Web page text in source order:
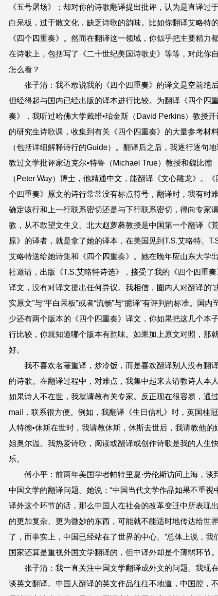
《五号屠场》；却对你的诗歌翻译提出批评，认为是直译过
白呆板，过于散文化，缺乏诗歌的韵味。比如你翻译艾略特
《四个四重奏》。然而在翻译这一领域，你似乎把主要精力
在诗歌上，包括写了《二十世纪美国诗歌史》等等，对此你
怎么看？
张子清：我不敢说我的《四个四重奏》的译文是空前绝
但经得起与国内已经出版的译本进行比较。为翻译《四个四
奏》，我听过哈佛大学戴维•珀金斯（David Perkins）教授开
的研究生诗歌课，收集到有关《四个四重奏》的大量参考材
（包括详细解释诗行的Guide）。翻译后之后，我逐行逐句
教过文学批评家迈克尔•特鲁（Michael True）教授和魏比德
（Peter Way）博士，他精通中文，能翻译《文心雕龙》。《
个四重奏》原文的诗行常常没有标点符号，翻译时，我有时
确定该行和上一行联系密切还是与下行联系密切，得向专家
教，从不敢望文生义。北大赵萝蕤教授是中国第一个翻译《
原》的译者，就是拿了她的译本，在美国见到T.S.艾略特。
艾略特送给她诗集和《四个四重奏》。她在晚年应山东大学
社邀请，出版《T.S.艾略特诗选》，接受了我的《四个四重奏
译文，没有对译文提出任何异议。我相信，圈内人对翻译的“
实原文”与“平白呆板”或者“流畅”与“臆译”有评判的标准。国内
少还有两个版本的《四个四重奏》译文，你如果把这几个本
行比较，你就知道哪个版本有韵味。如果加上原文对照，那
好。
我不喜欢名著重译，炒冷饭，而是喜欢翻译别人没有翻
的诗歌。在翻译过程中，对难点，我集中起来去请教诗人本
如果诗人不在世，我就请教有关专家。反正现在很容易，通
mail，联系很方便。例如，我翻译《生日信札》时，英国桂
人特德•休斯在世时，我请教休斯，休斯去世后，我请教他的
姐奥尔温。我热爱诗歌，阅读或翻译或创作诗歌是我的人生
乐。
傅小平：前两年美国学者帕特里夏·劳伦斯访问上海，谈
中国文学的翻译问题。她说：“中国当代文学作品如果不重视
译外这个环节的话，那么中国人在社会的改革变迁中所表现
的更加复杂、更为微妙的东西，可能就不能适时地传达给世
了，而事实上，中国已经站在了世界的中心。”总体上说，我
国家还算是重视外国文学翻译的，但中译外却是个薄弱环节
张子清：我一直关注中国文学翻译成外文的问题。我现
谈英文翻译。中国人翻译的英文作品往往不地道，中国腔，